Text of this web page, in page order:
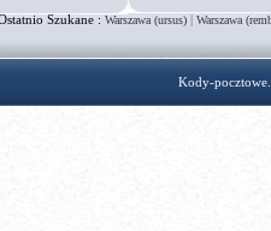
Szukane :Warszawa (ursus) | Warszawa
Kody-